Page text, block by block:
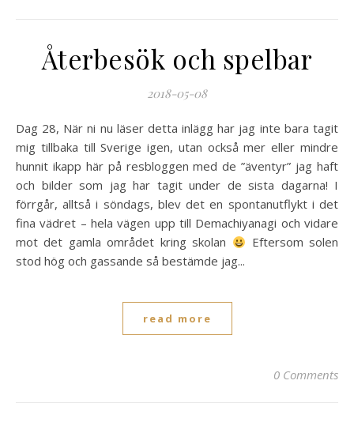
Återbesök och spelbar
2018-05-08
Dag 28, När ni nu läser detta inlägg har jag inte bara tagit
mig tillbaka till Sverige igen, utan också mer eller mindre
hunnit ikapp här på resbloggen med de ”äventyr” jag haft
och bilder som jag har tagit under de sista dagarna! I
förrgår, alltså i söndags, blev det en spontanutflykt i det
fina vädret – hela vägen upp till Demachiyanagi och vidare
mot det gamla området kring skolan
Eftersom solen
stod hög och gassande så bestämde jag...
read more
0 Comments